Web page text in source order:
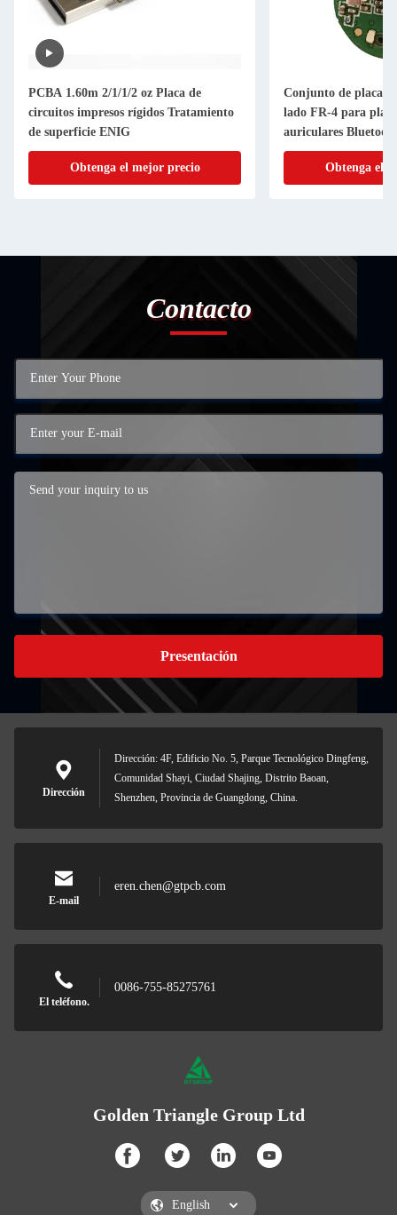
PCBA 1.60m 2/1/1/2 oz Placa de
circuitos impresos rígidos Tratamiento
de superficie ENIG
Obtenga el mejor precio
Conjunto de placa
lado FR-4 para
auriculares
Obtenga el
Contacto
Presentación
Dirección
Dirección: 4F, Edificio No. 5, Parque Tecnológico Dingfeng,
Comunidad Shayi, Ciudad Shajing, Distrito Baoan,
Shenzhen, Provincia de Guangdong, China.
E-mail
eren.chen@gtpcb.com
El teléfono.
0086-755-85275761
Golden Triangle Group Ltd